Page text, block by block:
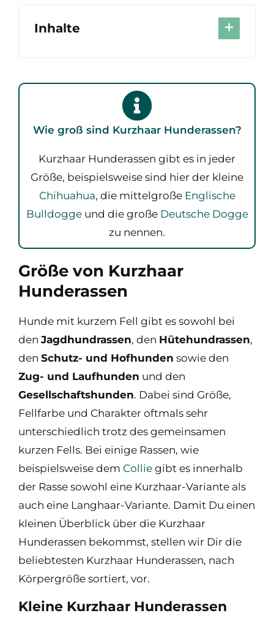
Inhalte
Wie groß sind Kurzhaar Hunderassen?
Kurzhaar Hunderassen gibt es in jeder
Größe, beispielsweise sind hier der kleine
Chihuahua, die mittelgroße Englische
Bulldoggeund die große Deutsche Dogge
zu nennen.
Größe von Kurzhaar
Hunderassen
Hunde mit kurzem Fell gibt es sowohl bei
den Jagdhundrassen, den Hütehundrassen,
den Schutz- und Hofhunden sowie den
Zug- und Laufhunden und den
Gesellschaftshunden. Dabei sind Größe,
Fellfarbe und Charakter oftmals sehr
unterschiedlich trotz des gemeinsamen
kurzen Fells. Bei einige Rassen, wie
beispielsweise dem Collie gibt es innerhalb
der Rasse sowohl eine Kurzhaar-Variante als
auch eine Langhaar-Variante. Damit Du einen
kleinen Überblick über die Kurzhaar
Hunderassen bekommst, stellen wir Dir die
beliebtesten Kurzhaar Hunderassen, nach
Körpergröße sortiert, vor.
Kleine Kurzhaar Hunderassen